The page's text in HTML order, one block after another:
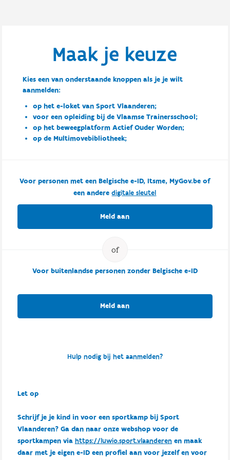
Maak je keuze
Kies een van onderstaande knoppen als je je wilt
aanmelden:
op het e-loket van Sport Vlaanderen;
voor een opleiding bij de Vlaamse Trainersschool;
op het beweegplatform Actief Ouder Worden;
op de Multimovebibliotheek;
Voor personen met een Belgische e-ID, Itsme, MyGov.be of
een anderedigitale sleutel
Meld aan
Voor buitenlandse personen zonder Belgische e-ID
Meld aan
Hulp nodig bij het aanmelden?
Let op
Schrijf je je kind in voor een sportkamp bij Sport
Vlaanderen? Ga dan naar onze webshop voor de
sportkampen via https://luwio.sport.vlaanderenen maak
daar met je eigen e-ID een profiel aan voor jezelf en voor